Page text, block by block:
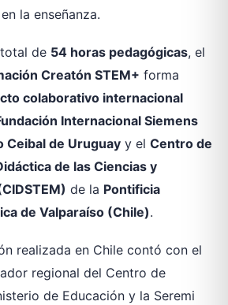
la enseñanza.
de 54 horas pedagógicas, el
Creatón STEM+ forma
colaborativo internacional
Internacional Siemens
Ceibal de Uruguay y el Centro de
de las Ciencias y
de la Pontificia
de Valparaíso (Chile).
realizada en Chile contó con el
regional del Centro de
de Educación y la Seremi